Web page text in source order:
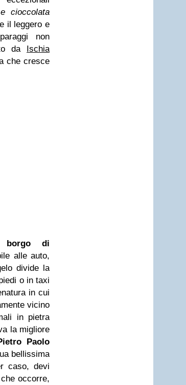
cioccolata
il leggero e
non
da Ischia
che cresce
di
alle auto,
divide la
o in taxi
in cui
vicino
in pietra
la migliore
Paolo
bellissima
caso, devi
occorre,